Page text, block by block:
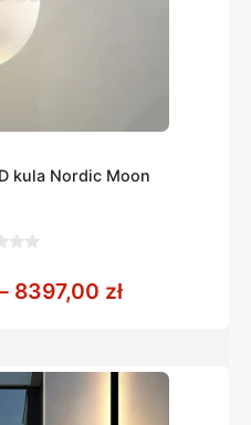
kula Nordic Moon
8397,00 złZakres cen: